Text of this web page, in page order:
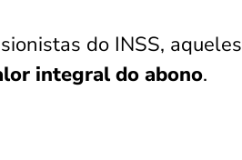
do INSS, aqueles
integral do abono.